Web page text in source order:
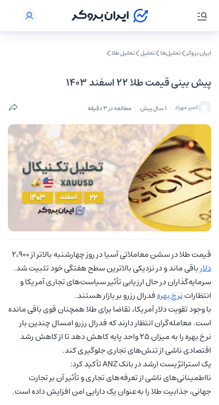
ایران بروکر تحلیل‌ها تحلیل‌ تحلیل طلا
پیش بینی قیمت طلا ۲۲ اسفند ۱۴۰۳
امیر مهراد 1 سال پیش مطالعه در 3 دقیقه
قیمت طلا در سشن معاملاتی آسیا در روز چهارشنبه بالاتر از ۲،۹۰۰
دلارباقی ماند و در نزدیکی بالاترین سطح هفتگی خود تثبیت شد.
سرمایه‌گذاران در حال ارزیابی تأثیر سیاست‌های تجاری آمریکا و
انتظاراتنرخ بهرهفدرال رزرو بر بازار هستند.
با وجود تقویت دلار آمریکا، تقاضا برای طلا همچنان قوی باقی مانده
است. معامله‌گران انتظار دارند که فدرال رزرو امسال چندین بار
نرخ بهره را به میزان ۲۵ واحد پایه کاهش دهد تا از کاهش رشد
اقتصادی ناشی از تنش‌های تجاری جلوگیری کند.
یک استراتژیست ارشد در بانک ANZ تأکید کرد:
نااطمینانی‌های ناشی از تعرفه‌های تجاری و تأثیر آن بر تجارت
جهانی، جذابیت طلا را به‌عنوان یک دارایی امن افزایش داده است.